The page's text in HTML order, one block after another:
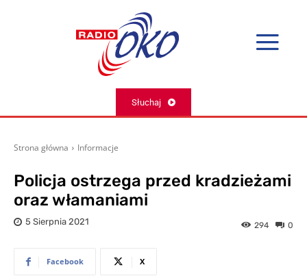
Słuchaj
Strona główna Informacje
Policja ostrzega przed kradzieżami
oraz włamaniami
5 Sierpnia 2021 0
294
Facebook X